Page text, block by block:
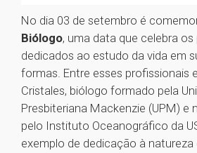
No dia 03 de setembro é
Biólogo, uma data que celebra
dedicados ao estudo da vida em
formas. Entre esses profissionais
Cristales, biólogo formado pela
Presbiteriana Mackenzie (UPM) e
pelo Instituto Oceanográfico da
exemplo de dedicação à